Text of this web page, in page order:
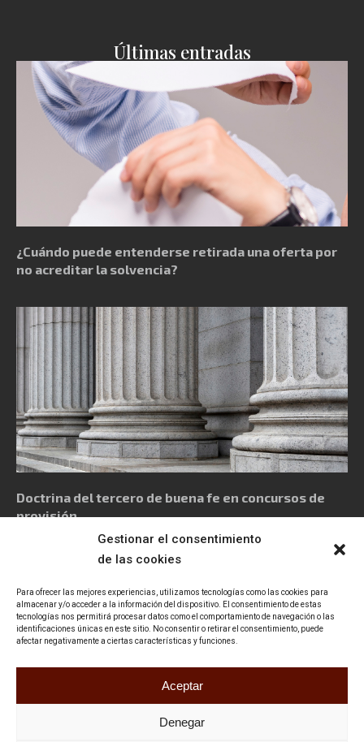
Gestionar el consentimiento
de las cookies
Para ofrecer las mejores experiencias, utilizamos tecnologías como las cookies para
almacenar y/o acceder a la información del dispositivo. El consentimiento de estas
tecnologías nos permitirá procesar datos como el comportamiento de navegación o las
identificaciones únicas en este sitio. No consentir o retirar el consentimiento, puede
afectar negativamente a ciertas características y funciones.
Aceptar
Denegar
Últimas entradas
¿Cuándo puede entenderse retirada una oferta por
no acreditar la solvencia?
Doctrina del tercero de buena fe en concursos de
provisión
Política de privacidad Aviso Legal
Política de cookies